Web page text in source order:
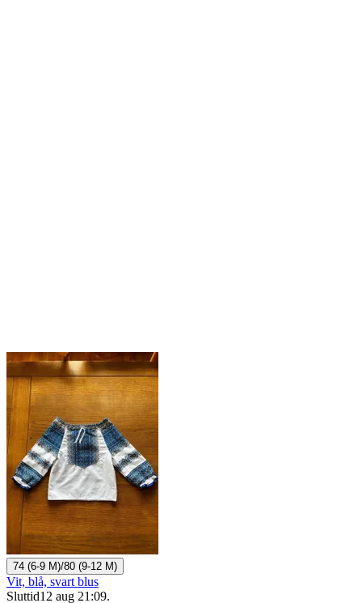
74 (6-9 M)/80 (9-12 M)
Vit, blå, svart blus
Sluttid12 aug 21:09.